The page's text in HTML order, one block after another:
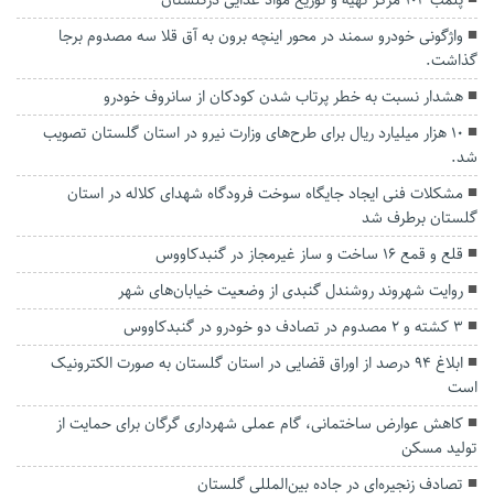
واژگونی خودرو سمند در محور اینچه برون به آق قلا سه مصدوم برجا
گذاشت.
هشدار نسبت به خطر پرتاب شدن کودکان از سانروف خودرو
۱۰ هزار میلیارد ریال برای طرح‌های وزارت نیرو در استان گلستان تصویب
شد.
مشکلات فنی ایجاد جایگاه سوخت فرودگاه شهدای کلاله در استان
گلستان برطرف شد
قلع و قمع ۱۶ ساخت و ساز غیرمجاز در گنبدکاووس
روایت شهروند روشندل گنبدی از وضعیت خیابان‌های شهر
3 کشته و 2 مصدوم در تصادف دو خودرو در گنبدکاووس
ابلاغ ۹۴ درصد از اوراق قضایی در استان گلستان به صورت الکترونیک
است
کاهش عوارض ساختمانی، گام عملی شهرداری گرگان برای حمایت از
تولید مسکن
تصادف زنجیره‌ای در جاده بین‌المللی گلستان